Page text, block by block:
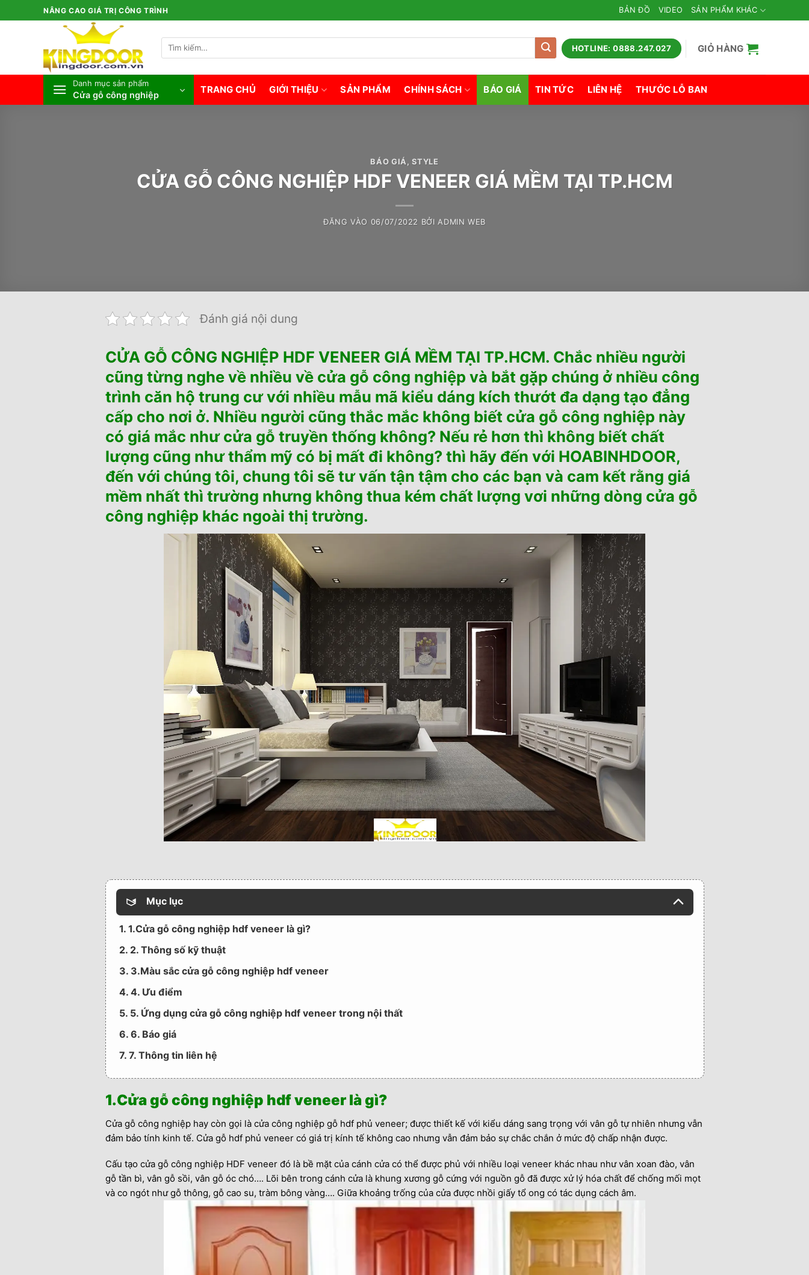
qua
NÂNG CAO GIÁ TRỊ CÔNG TRÌNH BẢN ĐỒ VIDEO SẢN PHẨM KHÁC
Tìm
kiếm:
HOTLINE: 0888.247.027 GIỎ HÀNG
Danh mục sản phẩm
Cửa gỗ công nghiệp TRANG CHỦ GIỚI THIỆU SẢN PHẨM CHÍNH SÁCH BÁO GIÁ TIN TỨC LIÊN HỆ THƯỚC LỖ BAN
BÁO GIÁ ,STYLE
CỬA GỖ CÔNG NGHIỆP HDF VENEER GIÁ MỀM TẠI TP.HCM
ĐĂNG VÀO 06/07/2022 BỞIADMIN WEB
Đánh giá nội dung
CỬA GỖ CÔNG NGHIỆP HDF VENEER GIÁ MỀM TẠI TP.HCM. Chắc nhiều người
cũng từng nghe về nhiều về cửa gỗ công nghiệp và bắt gặp chúng ở nhiều công
trình căn hộ trung cư với nhiều mẫu mã kiểu dáng kích thướt đa dạng tạo đẳng
cấp cho nơi ở. Nhiều người cũng thắc mắc không biết cửa gỗ công nghiệp này
có giá mắc như cửa gỗ truyền thống không? Nếu rẻ hơn thì không biết chất
lượng cũng như thẩm mỹ có bị mất đi không? thì hãy đến với HOABINHDOOR,
đến với chúng tôi, chung tôi sẽ tư vấn tận tậm cho các bạn và cam kết rằng giá
mềm nhất thì trường nhưng không thua kém chất lượng vơi những dòng cửa gỗ
công nghiệp khác ngoài thị trường.
Mục lục
1. 1.Cửa gỗ công nghiệp hdf veneer là gì?
2. 2. Thông số kỹ thuật
3. 3.Màu sắc cửa gỗ công nghiệp hdf veneer
4. 4. Ưu điểm
5. 5. Ứng dụng cửa gỗ công nghiệp hdf veneer trong nội thất
6. 6. Báo giá
7. 7. Thông tin liên hệ
1.Cửa gỗ công nghiệp hdf veneer là gì?
Cửa gỗ công nghiệp hay còn gọi là cửa công nghiệp gỗ hdf phủ veneer; được thiết kế với kiểu dáng sang trọng với vân gỗ tự nhiên nhưng vẫn
đảm bảo tính kinh tế. Cửa gỗ hdf phủ veneer có giá trị kính tế không cao nhưng vẫn đảm bảo sự chắc chắn ở mức độ chấp nhận được.
Cấu tạo cửa gỗ công nghiệp HDF veneer đó là bề mặt của cánh cửa có thể được phủ với nhiều loại veneer khác nhau như vân xoan đào, vân
gỗ tần bì, vân gỗ sồi, vân gỗ óc chó…. Lõi bên trong cánh cửa là khung xương gỗ cứng với nguồn gỗ đã được xử lý hóa chất để chống mối mọt
và co ngót như gỗ thông, gỗ cao su, tràm bông vàng…. Giữa khoảng trống của cửa được nhồi giấy tổ ong có tác dụng cách âm.